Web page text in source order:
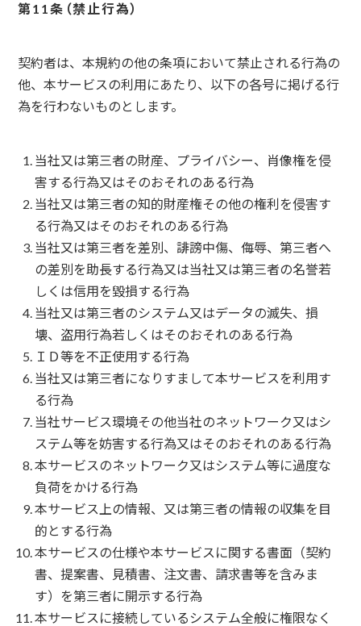
禁止行為
契約者は、本規約の他の条項において禁止される行為の
他、本サービスの利用にあたり、以下の各号に掲げる行
為を行わないものとします。
当社又は第三者の財産、プライバシー、肖像権を侵
害する行為又はそのおそれのある行為
当社又は第三者の知的財産権その他の権利を侵害す
る行為又はそのおそれのある行為
当社又は第三者を差別、誹謗中傷、侮辱、第三者へ
の差別を助長する行為又は当社又は第三者の名誉若
しくは信用を毀損する行為
当社又は第三者のシステム又はデータの滅失、損
壊、盗用行為若しくはそのおそれのある行為
ＩＤ等を不正使用する行為
当社又は第三者になりすまして本サービスを利用す
る行為
当社サービス環境その他当社のネットワーク又はシ
ステム等を妨害する行為又はそのおそれのある行為
本サービスのネットワーク又はシステム等に過度な
負荷をかける行為
本サービス上の情報、又は第三者の情報の収集を目
的とする行為
本サービスの仕様や本サービスに関する書面（契約
書、提案書、見積書、注文書、請求書等を含みま
す）を第三者に開示する行為
本サービスに接続しているシステム全般に権限なく